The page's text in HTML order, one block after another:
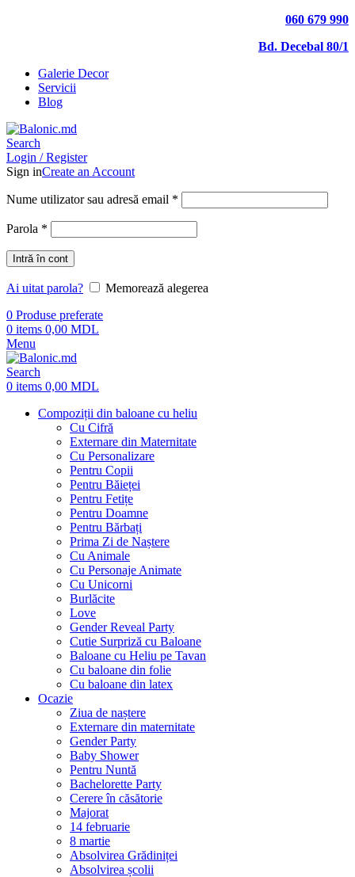
060 679 990
Bd. Decebal 80/1
Galerie Decor
Servicii
Blog
Search
Login / Register
Sign inCreate an Account
Nume utilizator sau adresă email *
Parola *
Intră în cont
Ai uitat parola?
Memorează alegerea
0 Produse preferate
0 items 0,00 MDL
Menu
Search
0 items 0,00 MDL
Compoziții din baloane cu heliu
Cu Cifră
Externare din Maternitate
Cu Personalizare
Pentru Copii
Pentru Băieței
Pentru Fetițe
Pentru Doamne
Pentru Bărbați
Prima Zi de Naștere
Cu Animale
Cu Personaje Animate
Cu Unicorni
Burlăcite
Love
Gender Reveal Party
Cutie Surpriză cu Baloane
Baloane cu Heliu pe Tavan
Cu baloane din folie
Cu baloane din latex
Ocazie
Ziua de naștere
Externare din maternitate
Gender Party
Baby Shower
Pentru Nuntă
Bachelorette Party
Cerere în căsătorie
Majorat
14 februarie
8 martie
Absolvirea Grădiniței
Absolvirea școlii